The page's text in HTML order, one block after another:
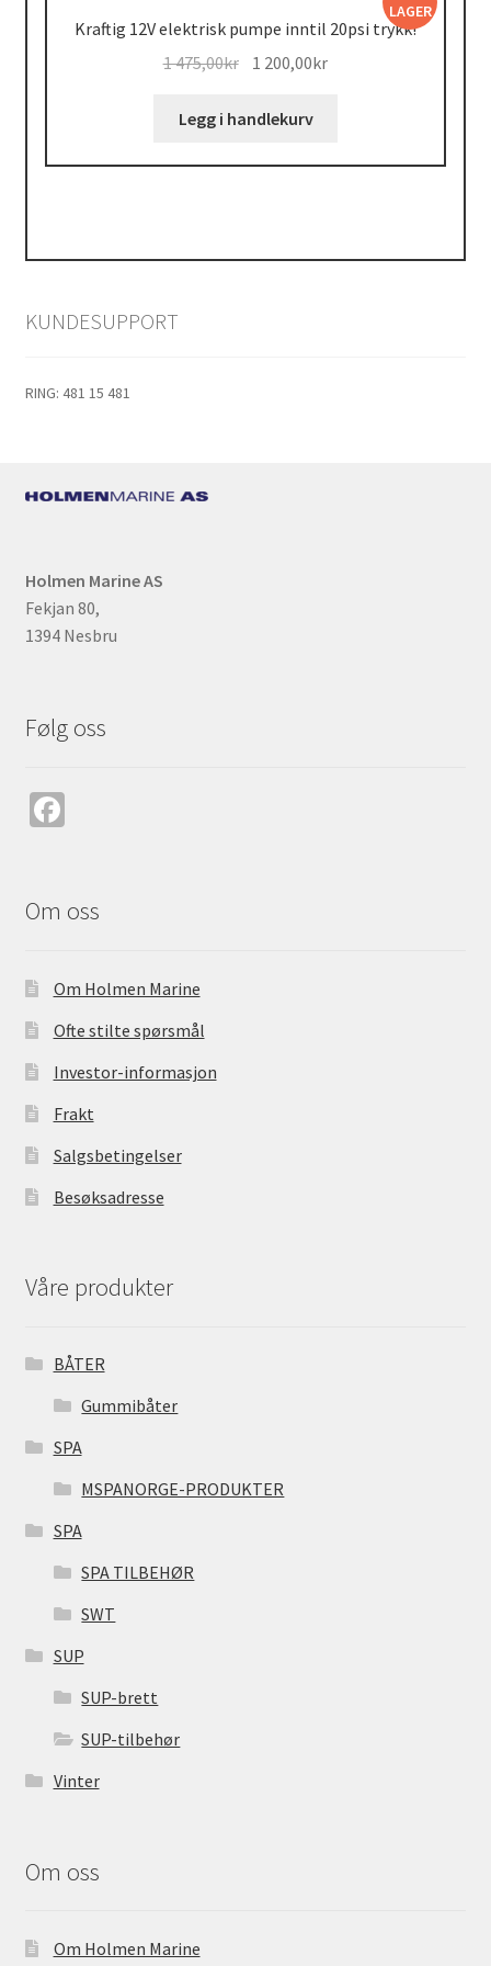
LAGER
Kraftig 12V elektrisk pumpe inntil 20psi trykk!
1 475,00kr Opprinnelig
var:
475,00kr.
1 200,00krNåværende
200,00kr.
Legg i handlekurv
KUNDESUPPORT
RING: 481 15 481
Holmen Marine AS
Fekjan 80,
1394 Nesbru
Følg oss
o
k
Om oss
Om Holmen Marine
Ofte stilte spørsmål
Investor-informasjon
Frakt
Salgsbetingelser
Besøksadresse
Våre produkter
BÅTER
Gummibåter
SPA
MSPANORGE-PRODUKTER
SPA
SPA TILBEHØR
SWT
SUP
SUP-brett
SUP-tilbehør
Vinter
Om oss
Om Holmen Marine